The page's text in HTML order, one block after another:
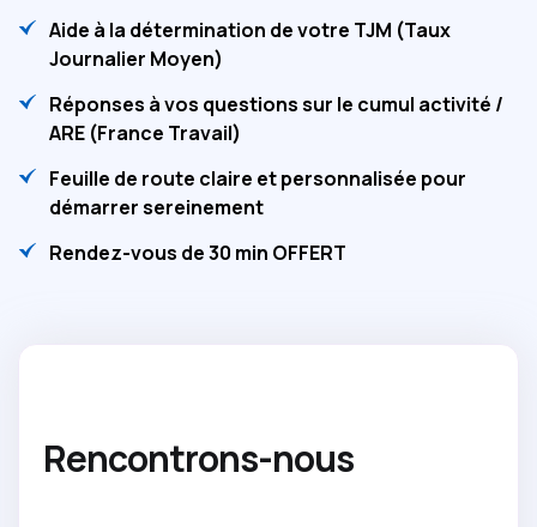
Aide à la détermination de votre TJM (Taux
Journalier Moyen)
Réponses à vos questions sur le cumul activité /
ARE (France Travail)
Feuille de route claire et personnalisée pour
démarrer sereinement
Rendez-vous de 30 min OFFERT
Rencontrons-nous